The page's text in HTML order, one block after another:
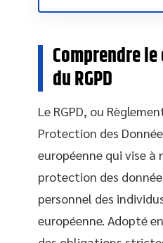
Comprendre
du RGPD
Le RGPD, ou
Protection des
européenne qui vise à
protection des
personnel des
européenne. Adopté